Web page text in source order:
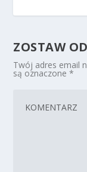
ZOSTAW
Twój adres email
są oznaczone*